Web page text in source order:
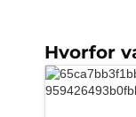
Hvorfor